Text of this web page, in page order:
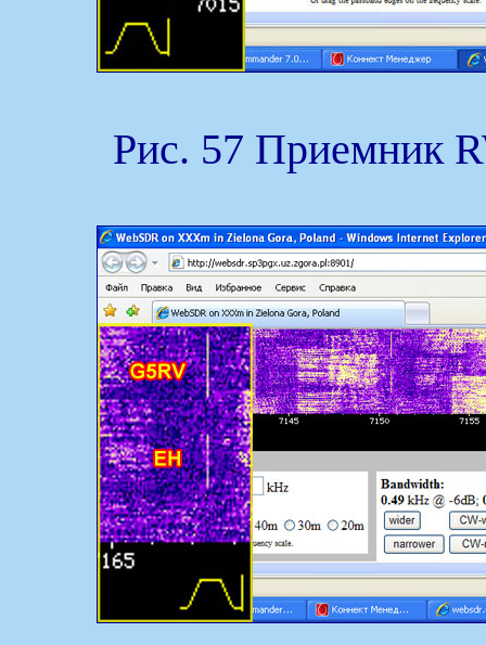
Рис. 57 Приемник